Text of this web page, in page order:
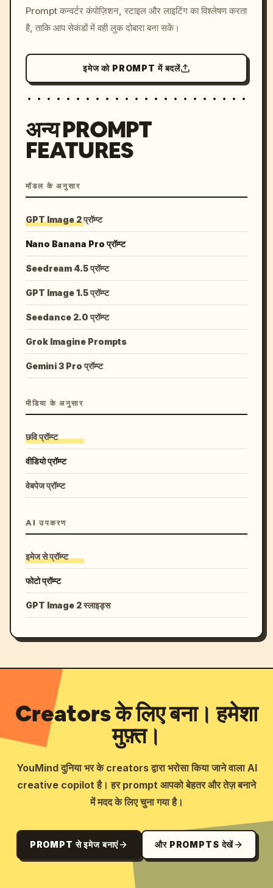
colors, 8k --v 6.0
Prompt कन्वर्टर कंपोज़िशन, स्टाइल और लाइटिंग का विश्लेषण करता
है, ताकि आप सेकंडों में वही लुक दोबारा बना सकें।
इमेज को PROMPT में बदलें
अन्य PROMPT
FEATURES
मॉडल के अनुसार
GPT Image 2 प्रॉम्प्ट
Nano Banana Pro प्रॉम्प्ट
Seedream 4.5 प्रॉम्प्ट
GPT Image 1.5 प्रॉम्प्ट
Seedance 2.0 प्रॉम्प्ट
Grok Imagine Prompts
Gemini 3 Pro प्रॉम्प्ट
मीडिया के अनुसार
छवि प्रॉम्प्ट
वीडियो प्रॉम्प्ट
वेबपेज प्रॉम्प्ट
AI उपकरण
इमेज से प्रॉम्प्ट
फोटो प्रॉम्प्ट
GPT Image 2 स्लाइड्स
Creators के लिए बना। हमेशा
मुफ़्त।
YouMind दुनिया भर के creators द्वारा भरोसा किया जाने वाला AI
creative copilot है। हर prompt आपको बेहतर और तेज़ बनाने
में मदद के लिए चुना गया है।
PROMPT से इमेज बनाएं और PROMPTS देखें